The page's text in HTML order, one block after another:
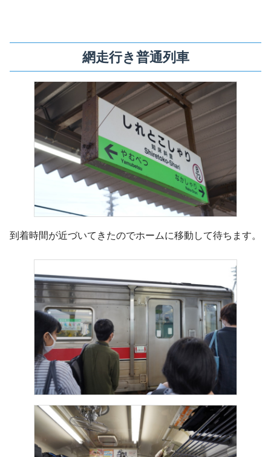
網走行き普通列車
到着時間が近づいてきたのでホームに移動して待ちます。